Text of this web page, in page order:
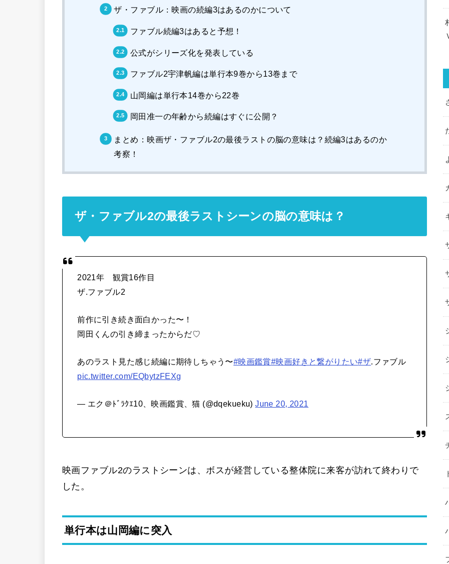
ザ・ファブル：映画の続編3はあるのかについて
ファブル続編3はあると予想！
公式がシリーズ化を発表している
ファブル2宇津帆編は単行本9巻から13巻まで
山岡編は単行本14巻から22巻
岡田准一の年齢から続編はすぐに公開？
まとめ：映画ザ・ファブル2の最後ラストの脳の意味は？続編3はあるのか
考察！
ザ・ファブル2の最後ラストシーンの脳の意味は？
2021年 観賞16作目
ザ.ファブル2
前作に引き続き面白かった〜！
岡田くんの引き締まったからだ♡
あのラスト見た感じ続編に期待しちゃう〜#映画鑑賞#映画好きと繋がりたい#ザ.ファブル
pic.twitter.com/EQbytzFEXg
— エク＠ﾄﾞﾗｸｴ10、映画鑑賞、猫 (@dqekueku)June 20, 2021
映画ファブル2のラストシーンは、ボスが経営している整体院に来客が訪れて終わりで
した。
単行本は山岡編に突入